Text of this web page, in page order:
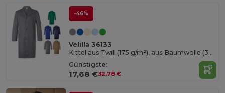
-46%
Velilla 36133
Kittel aus Twill (175 g/m²), aus Baumwolle (35 %) und Polyester (65 %)
Günstigste:
17,68 €32,78 €